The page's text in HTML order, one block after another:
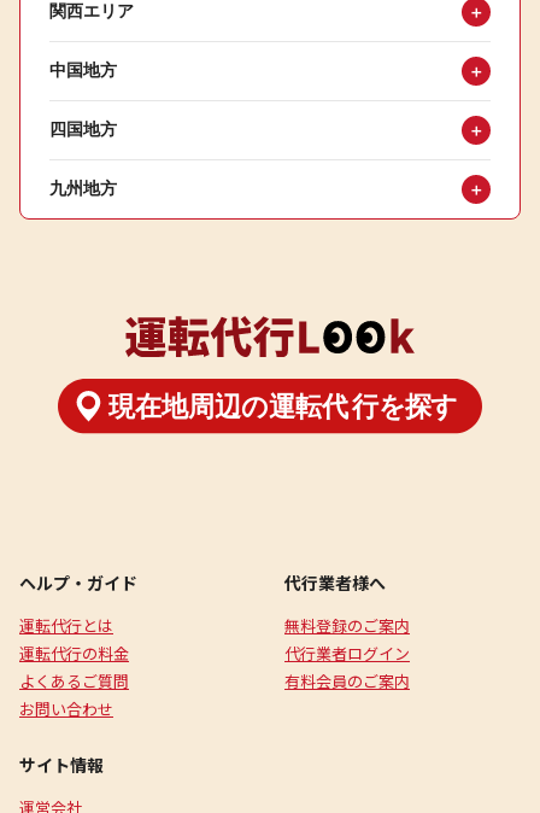
関西エリア ＋
中国地方 ＋
四国地方 ＋
九州地方 ＋
ヘルプ・ガイド
運転代行とは
運転代行の料金
よくあるご質問
お問い合わせ
代行業者様へ
無料登録のご案内
代行業者ログイン
有料会員のご案内
サイト情報
運営会社